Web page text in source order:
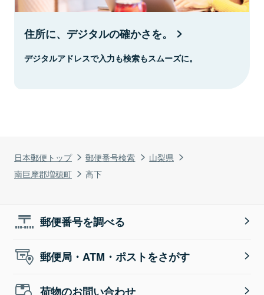
日本郵便トップ 郵便番号検索
山梨県
南巨摩郡増穂町
高下
住所に、デジタルの確かさを。
デジタルアドレスで入力も検索もスムーズに。
郵便番号を調べる
郵便局・ATM・ポストをさがす
荷物のお問い合わせ